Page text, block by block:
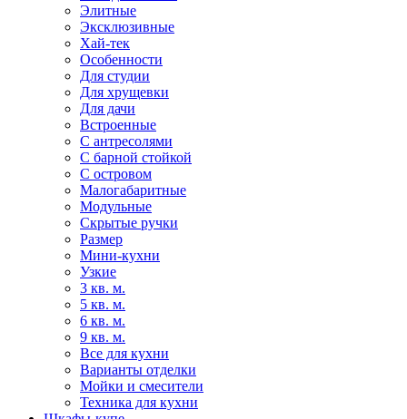
Элитные
Эксклюзивные
Хай-тек
Особенности
Для студии
Для хрущевки
Для дачи
Встроенные
С антресолями
С барной стойкой
С островом
Малогабаритные
Модульные
Скрытые ручки
Размер
Мини-кухни
Узкие
3 кв. м.
5 кв. м.
6 кв. м.
9 кв. м.
Все для кухни
Варианты отделки
Мойки и смесители
Техника для кухни